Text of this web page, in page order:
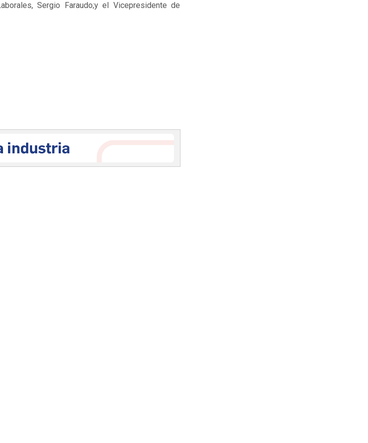
Sergio Faraudo;y el Vicepresidente de